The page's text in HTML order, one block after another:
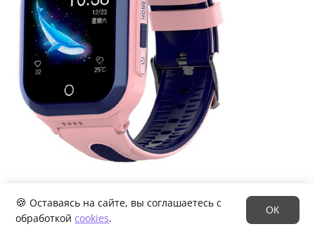
Купить на market.yandex.ru 3.3
🍪 Оставаясь на сайте, вы соглашаетесь с
обработкой cookies.
ОК